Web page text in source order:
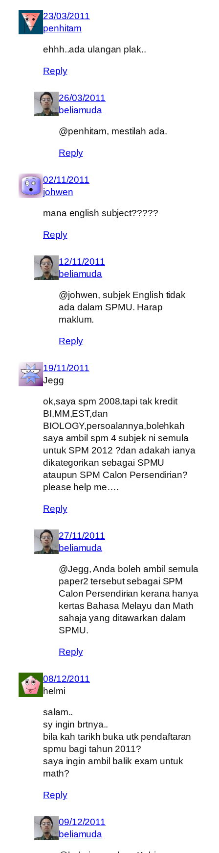
23/03/2011
penhitam
ehhh..ada ulangan plak..
Reply
26/03/2011
beliamuda
@penhitam, mestilah ada.
Reply
02/11/2011
johwen
mana english subject?????
Reply
12/11/2011
beliamuda
@johwen, subjek English tidak
ada dalam SPMU. Harap
maklum.
Reply
19/11/2011
Jegg
ok,saya spm 2008,tapi tak kredit
BI,MM,EST,dan
BIOLOGY,persoalannya,bolehkah
saya ambil spm 4 subjek ni semula
untuk SPM 2012 ?dan adakah ianya
dikategorikan sebagai SPMU
ataupun SPM Calon Persendirian?
please help me….
Reply
27/11/2011
beliamuda
@Jegg, Anda boleh ambil semula
paper2 tersebut sebagai SPM
Calon Persendirian kerana hanya
kertas Bahasa Melayu dan Math
sahaja yang ditawarkan dalam
SPMU.
Reply
08/12/2011
helmi
salam..
sy ingin brtnya..
bila kah tarikh buka utk pendaftaran
spmu bagi tahun 2011?
saya ingin ambil balik exam untuk
math?
Reply
09/12/2011
beliamuda